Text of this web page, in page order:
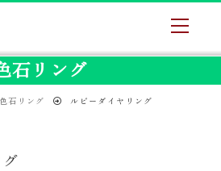
石リング
色石リング ルビーダイヤリング